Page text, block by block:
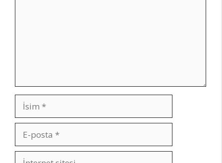
İsim
posta
İnternet